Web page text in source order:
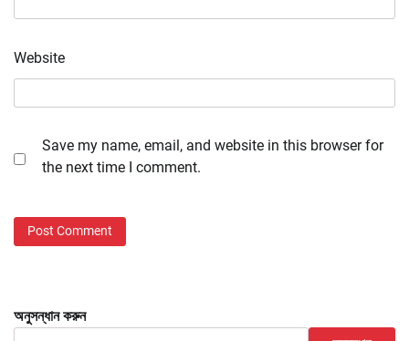
Website
Save my name, email, and website in this browser for
the next time I comment.
অনুসন্ধান করুন